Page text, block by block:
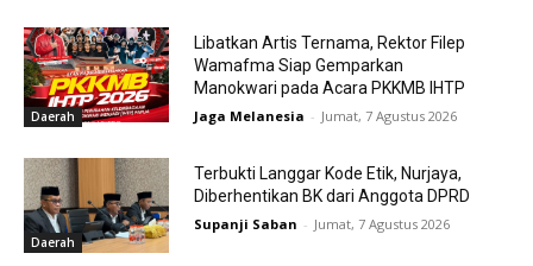
Daerah
Libatkan Artis Ternama, Rektor Filep
Wamafma Siap Gemparkan
Manokwari pada Acara PKKMB IHTP
Jaga Melanesia - Jumat, 7 Agustus 2026
Daerah
Terbukti Langgar Kode Etik, Nurjaya,
Diberhentikan BK dari Anggota DPRD
Supanji Saban - Jumat, 7 Agustus 2026